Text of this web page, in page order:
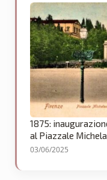
1875:
al Piazzale
03/06/2025